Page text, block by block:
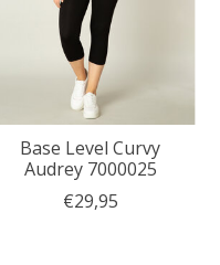
Base Level Curvy
Audrey 7000025
€29,95